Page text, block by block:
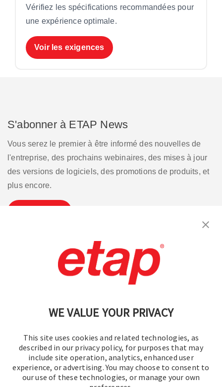
WE VALUE YOUR PRIVACY
This site uses cookies and related technologies, as
described in our privacy policy, for purposes that may
include site operation, analytics, enhanced user
experience, or advertising. You may choose to consent to
our use of these technologies, or manage your own
Vérifiez les spécifications recommandées pour
une expérience optimale.
Voir les exigences
S'abonner à ETAP News
Vous serez le premier à être informé des nouvelles de
l'entreprise, des prochains webinaires, des mises à jour
des versions de logiciels, des promotions de produits, et
plus encore.
Contactez-nous. | Conditions d'utilisation
Politique de confidentialité | Plan du site
©2016-2026 Operation Technology, Inc.